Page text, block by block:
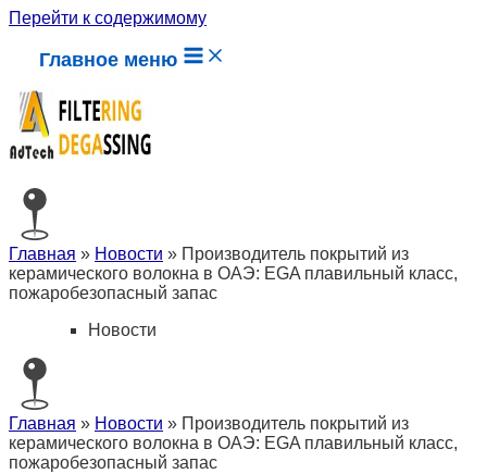
Перейти к содержимому
Главное меню
Главная » Новости » Производитель покрытий из
керамического волокна в ОАЭ: EGA плавильный класс,
пожаробезопасный запас
Новости
Главная » Новости » Производитель покрытий из
керамического волокна в ОАЭ: EGA плавильный класс,
пожаробезопасный запас